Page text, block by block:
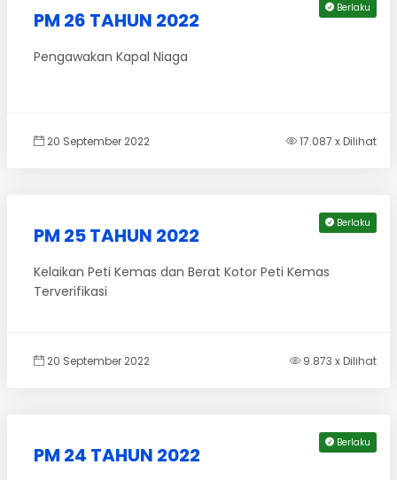
Berlaku
PM 26 TAHUN 2022
Pengawakan Kapal Niaga
20 September 2022 17.087 x Dilihat
Berlaku
PM 25 TAHUN 2022
Kelaikan Peti Kemas dan Berat Kotor Peti Kemas
Terverifikasi
20 September 2022 9.873 x Dilihat
Berlaku
PM 24 TAHUN 2022